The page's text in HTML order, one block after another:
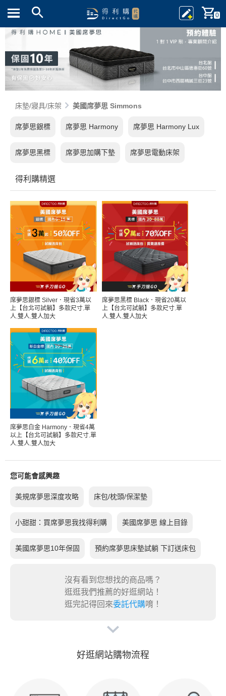
0
床墊/寢具/床架 美國席夢思 Simmons
席夢思銀標 席夢思 Harmony 席夢思 Harmony Lux
席夢思黑標 席夢思加購下墊 席夢思電動床架
得利購精選
席夢思銀標 Silver．現省3萬以
上【台北可試躺】多款尺寸.單
人.雙人.雙人加大
席夢思黑標 Black．現省20萬以
上【台北可試躺】多款尺寸.單
人.雙人.雙人加大
席夢思白金 Harmony．現省4萬
以上【台北可試躺】多款尺寸.單
人.雙人.雙人加大
您可能會感興趣
美規席夢思深度攻略 床包/枕頭/保潔墊
小甜甜：買席夢思我找得利購 美國席夢思 線上目錄
美國席夢思10年保固 預約席夢思床墊試躺 下訂送床包
沒有看到您想找的商品嗎？
逛逛我們推薦的好逛網站！
逛完記得回來委託代購唷！
好逛網站購物流程